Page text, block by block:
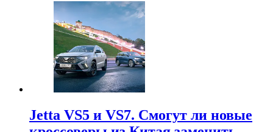
Jetta VS5 и VS7. Смогут ли новые